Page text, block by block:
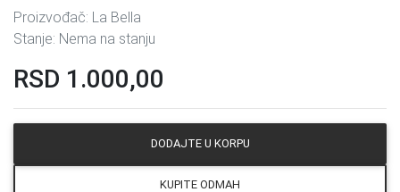
Proizvođač: La Bella
Stanje: Nema na stanju
RSD 1.000,00
DODAJTE U KORPU
KUPITE ODMAH